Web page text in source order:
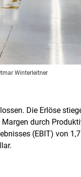
Winterleitner
Die Erlöse
durch
(EBIT) von